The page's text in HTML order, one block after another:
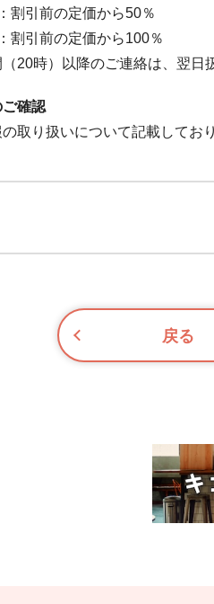
割引前の定価から50％
割引前の定価から100％
20時）以降のご連絡は、翌日
確認
取り扱いについて記載してお